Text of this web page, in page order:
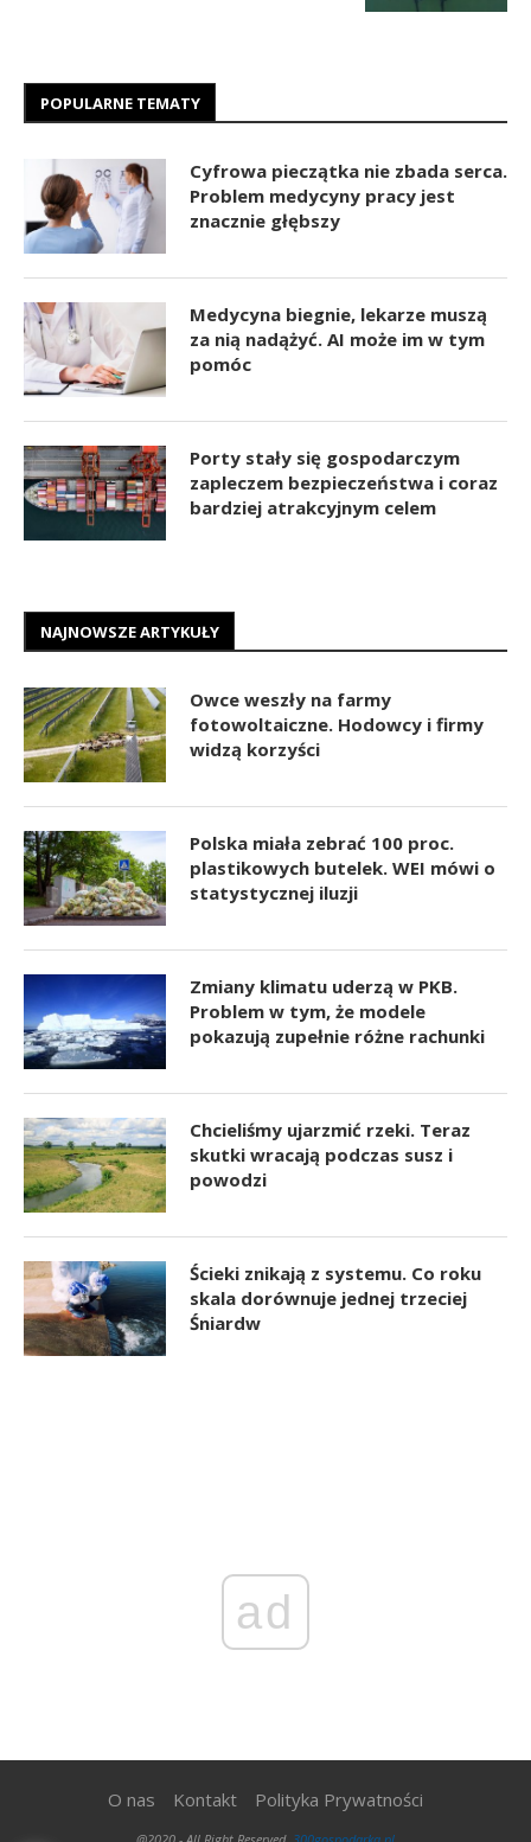
POPULARNE TEMATY
Cyfrowa pieczątka nie zbada serca.
Problem medycyny pracy jest
znacznie głębszy
Medycyna biegnie, lekarze muszą
za nią nadążyć. AI może im w tym
pomóc
Porty stały się gospodarczym
zapleczem bezpieczeństwa i coraz
bardziej atrakcyjnym celem
NAJNOWSZE ARTYKUŁY
Owce weszły na farmy
fotowoltaiczne. Hodowcy i firmy
widzą korzyści
Polska miała zebrać 100 proc.
plastikowych butelek. WEI mówi o
statystycznej iluzji
Zmiany klimatu uderzą w PKB.
Problem w tym, że modele
pokazują zupełnie różne rachunki
Chcieliśmy ujarzmić rzeki. Teraz
skutki wracają podczas susz i
powodzi
Ścieki znikają z systemu. Co roku
skala dorównuje jednej trzeciej
Śniardw
ad
O nas Kontakt Polityka Prywatności